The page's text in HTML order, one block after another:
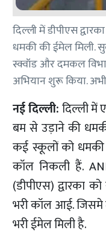
दिल्ली में डीपीएस
धमकी की ईमेल मिली.
स्क्वॉड और दमकल
अभियान शुरू किया.
नई दिल्ली:दिल्ली
बम से उड़ाने की
कई स्कूलों को
कॉल निकली हैं.
(डीपीएस) द्वारका
भरी कॉल आई.
भरी ईमेल मिली है.